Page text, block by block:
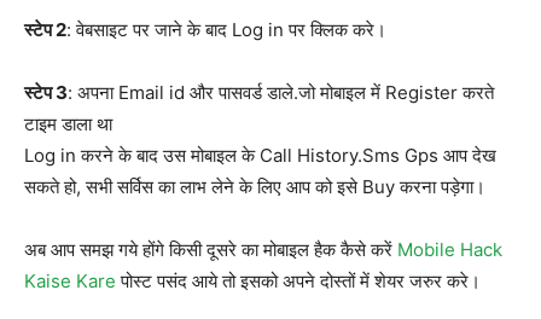
स्टेप 2: वेबसाइट पर जाने के बाद Log in पर क्लिक करे।
स्टेप 3: अपना Email id और पासवर्ड डाले.जो मोबाइल में Register करते
टाइम डाला था
Log in करने के बाद उस मोबाइल के Call History.Sms Gps आप देख
सकते हो, सभी सर्विस का लाभ लेने के लिए आप को इसे Buy करना पड़ेगा।
अब आप समझ गये होंगे किसी दूसरे का मोबाइल हैक कैसे करें Mobile Hack
Kaise Kare पोस्ट पसंद आये तो इसको अपने दोस्तों में शेयर जरुर करे।